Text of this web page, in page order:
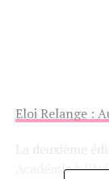
Eloi Relange :
La deuxième
Académie à